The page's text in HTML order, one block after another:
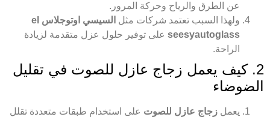
عن الطرق والرياح وحركة المرور.
ولهذا السبب تعتمد شركات مثل
السيسي اوتوجلاس el
seesyautoglass على توفير حلول عزل متقدمة لزيادة
الراحة.
2. كيف يعمل زجاج عازل للصوت في تقليل
الضوضاء
يعمل زجاج عازل للصوت على استخدام طبقات متعددة تقلل